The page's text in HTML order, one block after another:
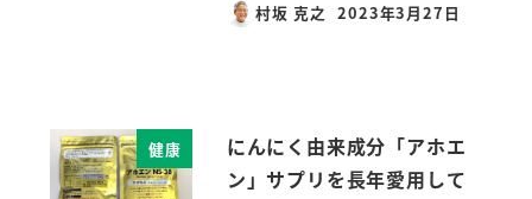
村坂 克之
投稿日
2023年3月27日
健康
にんにく由来成分「アホエ
ン」サプリを長年愛用して